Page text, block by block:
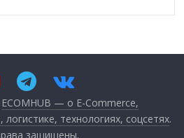
ECOMHUB — о E-Commerce,
технологиях, соцсетях.
защищены.